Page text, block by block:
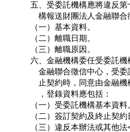
五、受委託機構應將違反
構報送財團法人金融聯
（一）基本資料。
（二）離職日期。
（三）離職原因。
六、金融機構委任受委託
金融聯合徵信中心，受
止契約時，同意由金融
    ，登錄資料應包括：
（一）受委託機構基本資料
（二）簽訂契約及終止契
（三）違反本辦法或其他